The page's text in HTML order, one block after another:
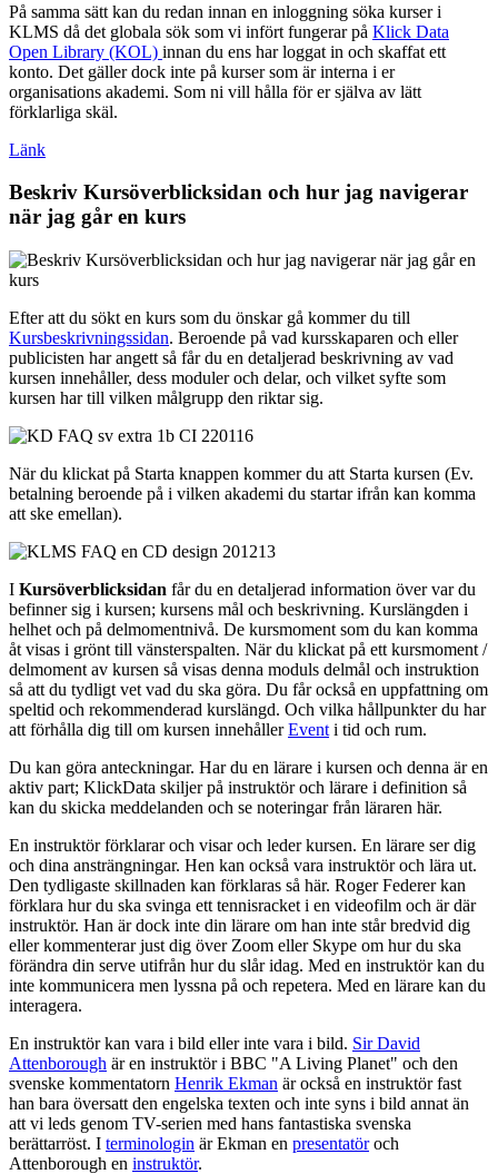
På samma sätt kan du redan innan en inloggning söka kurser i
KLMS då det globala sök som vi infört fungerar på Klick Data
Open Library (KOL) innan du ens har loggat in och skaffat ett
konto. Det gäller dock inte på kurser som är interna i er
organisations akademi. Som ni vill hålla för er själva av lätt
förklarliga skäl.
Länk
Beskriv Kursöverblicksidan och hur jag navigerar
när jag går en kurs
Efter att du sökt en kurs som du önskar gå kommer du till
Kursbeskrivningssidan. Beroende på vad kursskaparen och eller
publicisten har angett så får du en detaljerad beskrivning av vad
kursen innehåller, dess moduler och delar, och vilket syfte som
kursen har till vilken målgrupp den riktar sig.
När du klickat på Starta knappen kommer du att Starta kursen (Ev.
betalning beroende på i vilken akademi du startar ifrån kan komma
att ske emellan).
I Kursöverblicksidan får du en detaljerad information över var du
befinner sig i kursen; kursens mål och beskrivning. Kurslängden i
helhet och på delmomentnivå. De kursmoment som du kan komma
åt visas i grönt till vänsterspalten. När du klickat på ett kursmoment /
delmoment av kursen så visas denna moduls delmål och instruktion
så att du tydligt vet vad du ska göra. Du får också en uppfattning om
speltid och rekommenderad kurslängd. Och vilka hållpunkter du har
att förhålla dig till om kursen innehållerEvent i tid och rum.
Du kan göra anteckningar. Har du en lärare i kursen och denna är en
aktiv part; KlickData skiljer på instruktör och lärare i definition så
kan du skicka meddelanden och se noteringar från läraren här.
En instruktör förklarar och visar och leder kursen. En lärare ser dig
och dina ansträngningar. Hen kan också vara instruktör och lära ut.
Den tydligaste skillnaden kan förklaras så här. Roger Federer kan
förklara hur du ska svinga ett tennisracket i en videofilm och är där
instruktör. Han är dock inte din lärare om han inte står bredvid dig
eller kommenterar just dig över Zoom eller Skype om hur du ska
förändra din serve utifrån hur du slår idag. Med en instruktör kan du
inte kommunicera men lyssna på och repetera. Med en lärare kan du
interagera.
En instruktör kan vara i bild eller inte vara i bild. Sir David
Attenborough är en instruktör i BBC "A Living Planet" och den
svenske kommentatorn Henrik Ekman är också en instruktör fast
han bara översatt den engelska texten och inte syns i bild annat än
att vi leds genom TV-serien med hans fantastiska svenska
berättarröst. I terminologin är Ekman en presentatöroch
Attenborough en instruktör.